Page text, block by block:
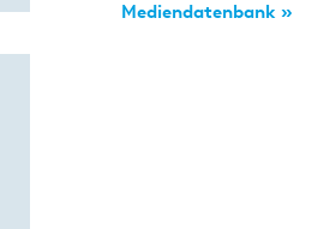
Mediendatenbank »